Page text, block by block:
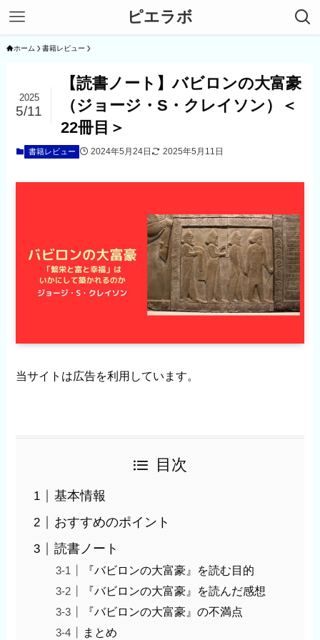
ピエラボ
ホーム 書籍レビュー
【読書ノート】バビロンの大富豪
（ジョージ・S・クレイソン）＜
22冊目＞
2025
5/11
書籍レビュー 2024年5月24日 2025年5月11日
当サイトは広告を利用しています。
目次
基本情報
おすすめのポイント
読書ノート
『バビロンの大富豪』を読む目的
『バビロンの大富豪』を読んだ感想
『バビロンの大富豪』の不満点
まとめ